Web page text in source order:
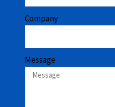
Company
Message